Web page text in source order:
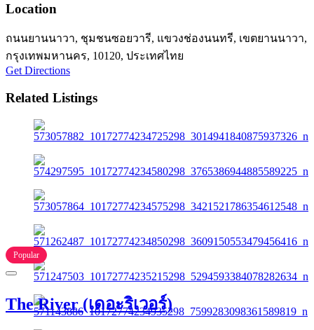
Location
ถนนยานนาวา, ชุมชนซอยวารี, แขวงช่องนนทรี, เขตยานนาวา,
กรุงเทพมหานคร, 10120, ประเทศไทย
Get Directions
Related Listings
Popular
The River (เดอะริเวอร์)